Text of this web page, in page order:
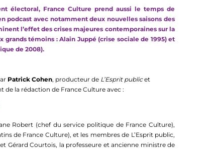
électoral, France Culture prend aussi le temps de
podcast avec notamment deux nouvelles saisons des
l’effet des crises majeures contemporaines sur la
témoins : Alain Juppé (crise sociale de 1995) et
de 2008).
Patrick Cohen, producteur de L’Esprit publicet
de la rédaction de France Culture avec :
Robert (chef du service politique de France Culture),
de France Culture), et les membres de L’Esprit public,
Gérard Courtois, la professeure et ancienne ministre de